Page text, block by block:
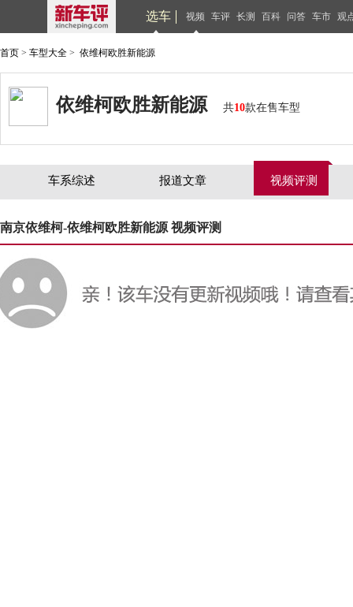
选车 视频 车评 长测 百科 问答 车市 观
首页 > 车型大全 > 依维柯欧胜新能源
依维柯欧胜新能源 共10款在售车型
车系综述 报道文章 视频评测
南京依维柯-依维柯欧胜新能源 视频评测